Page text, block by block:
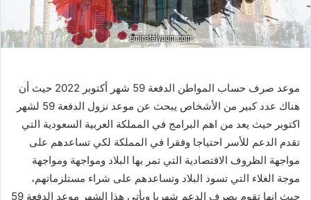
موعد صرف حساب المواطن الدفعة 59 شهر أكتوبر 2022 حيث أن
هناك عدد كبير من الأشخاص يبحث عن موعد نزول الدفعة 59 لشهر
اكتوبر حيث يعد من اهم البرامج في المملكة العربية السعودية التي
تقدم الدعم للأسر احتياجا وفقرا في المملكة لكي تساعدهم على
مواجهة الظروف الاقتصادية التي تمر بها البلاد ومواجهة ومواجهة
موجة الغلاء التي تسود البلاد وتساعدهم على شراء مستلزماتهم،
حيث انها تقوم بصرف الدعم شهريا ويأتي هذا الشهر موعد الدفعة 59